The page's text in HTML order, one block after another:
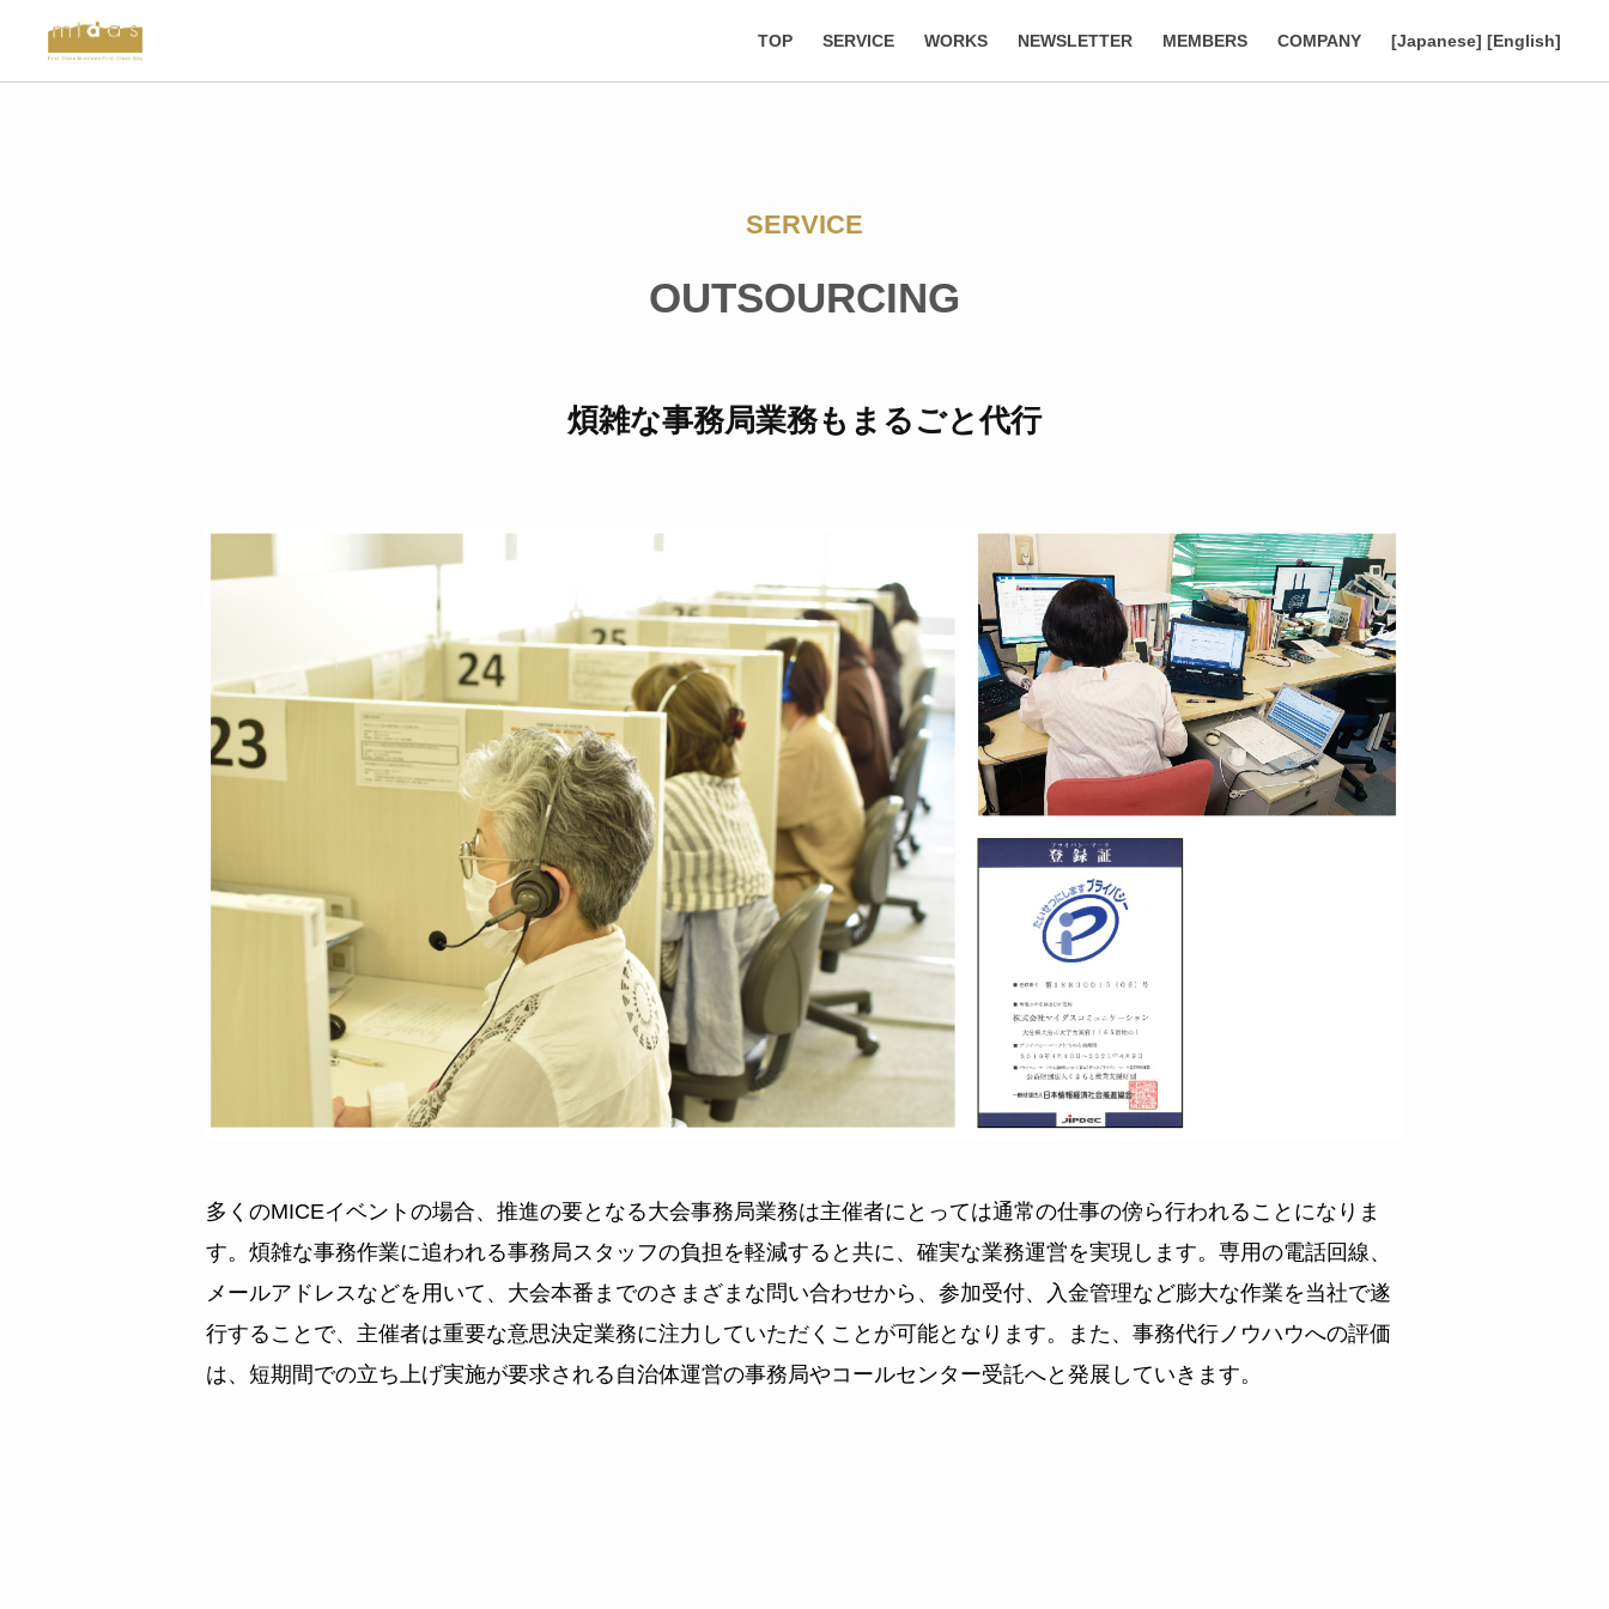
TOP SERVICE WORKS NEWSLETTER MEMBERS COMPANY [Japanese] [English]
SERVICE
OUTSOURCING
煩雑な事務局業務もまるごと代行
多くのMICEイベントの場合、推進の要となる大会事務局業務は主催者にとっては通常の仕事の傍ら行われることになりま
す。煩雑な事務作業に追われる事務局スタッフの負担を軽減すると共に、確実な業務運営を実現します。専用の電話回線、
メールアドレスなどを用いて、大会本番までのさまざまな問い合わせから、参加受付、入金管理など膨大な作業を当社で遂
行することで、主催者は重要な意思決定業務に注力していただくことが可能となります。また、事務代行ノウハウへの評価
は、短期間での立ち上げ実施が要求される自治体運営の事務局やコールセンター受託へと発展していきます。